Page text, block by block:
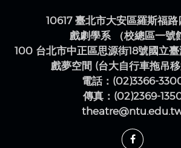
10617 臺北市大安區羅斯福
戲劇學系 （校總區一號
100 台北市中正區思源街18號國立
戲夢空間 (台大自行車拖吊
電話：(02)3366-
傳真：(02)2369-